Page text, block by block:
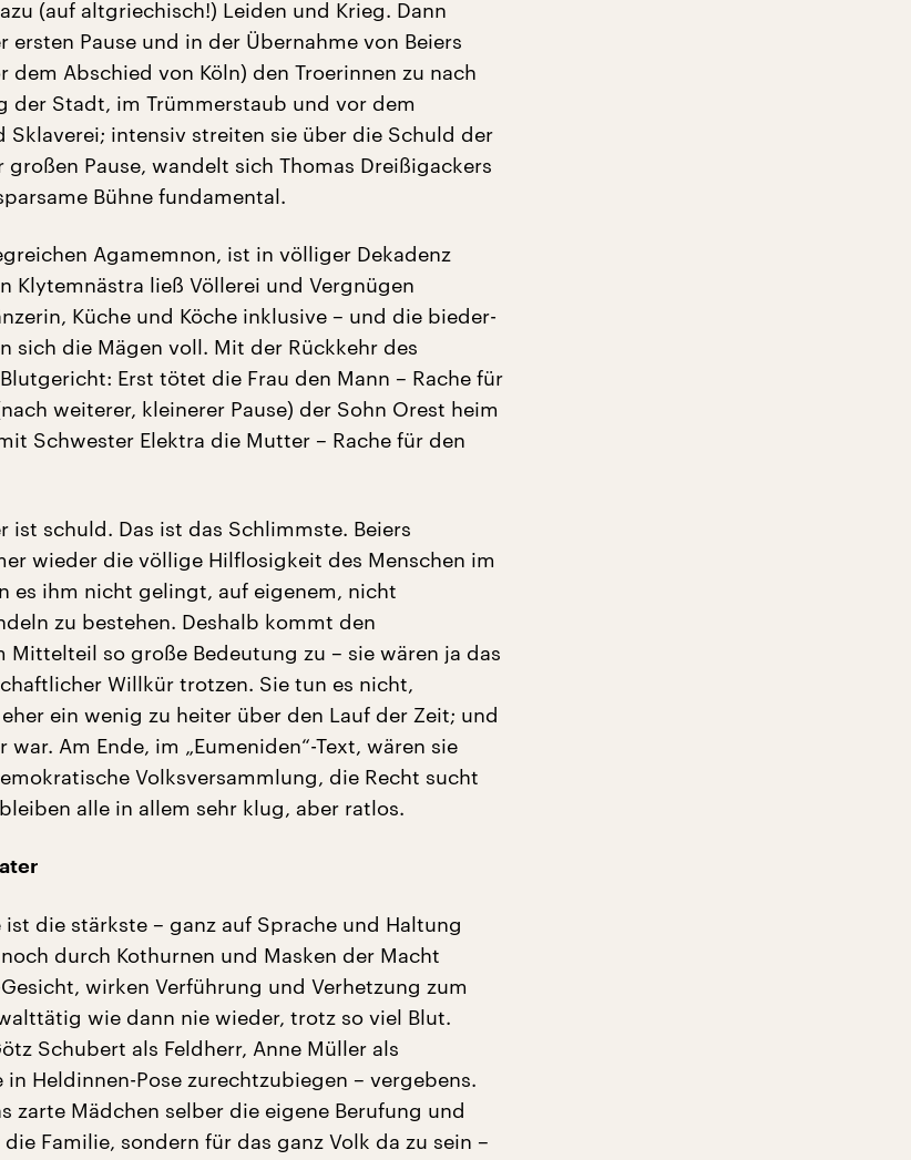
(auf altgriechisch!) Leiden und Krieg. Dann
ersten Pause und in der Übernahme von Beiers
dem Abschied von Köln) den Troerinnen zu nach
der Stadt, im Trümmerstaub und vor dem
Sklaverei; intensiv streiten sie über die Schuld der
großen Pause, wandelt sich Thomas Dreißigackers
Bühne fundamental.
Agamemnon, ist in völliger Dekadenz
Klytemnästra ließ Völlerei und Vergnügen
Küche und Köche inklusive – und die bieder-
sich die Mägen voll. Mit der Rückkehr des
Erst tötet die Frau den Mann – Rache für
weiterer, kleinerer Pause) der Sohn Orest heim
Schwester Elektra die Mutter – Rache für den
ist schuld. Das ist das Schlimmste. Beiers
wieder die völlige Hilflosigkeit des Menschen im
es ihm nicht gelingt, auf eigenem, nicht
zu bestehen. Deshalb kommt den
so große Bedeutung zu – sie wären ja das
Willkür trotzen. Sie tun es nicht,
ein wenig zu heiter über den Lauf der Zeit; und
war. Am Ende, im „Eumeniden“-Text, wären sie
Volksversammlung, die Recht sucht
alle in allem sehr klug, aber ratlos.
die stärkste – ganz auf Sprache und Haltung
durch Kothurnen und Masken der Macht
wirken Verführung und Verhetzung zum
wie dann nie wieder, trotz so viel Blut.
Schubert als Feldherr, Anne Müller als
Heldinnen-Pose zurechtzubiegen – vergebens.
zarte Mädchen selber die eigene Berufung und
Familie, sondern für das ganz Volk da zu sein –